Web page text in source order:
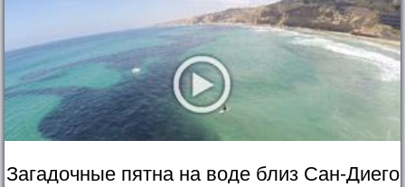
Загадочные пятна на воде близ Сан-Диего